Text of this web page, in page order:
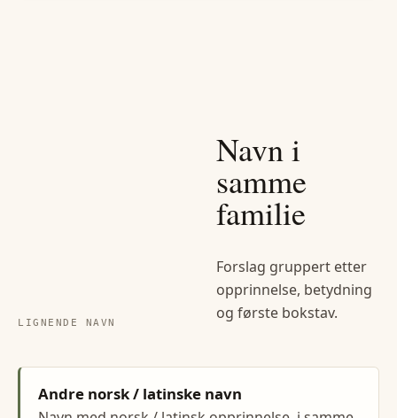
LIGNENDE NAVN
Navn i
samme
familie
Forslag gruppert etter
opprinnelse, betydning
og første bokstav.
Andre norsk / latinske navn